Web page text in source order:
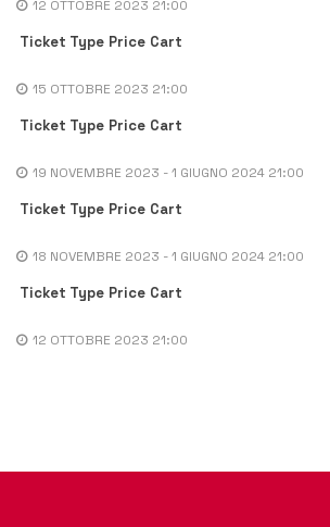
12 OTTOBRE 2023 21:00
Ticket Type Price Cart
15 OTTOBRE 2023 21:00
Ticket Type Price Cart
19 NOVEMBRE 2023 - 1 GIUGNO 2024 21:00
Ticket Type Price Cart
18 NOVEMBRE 2023 - 1 GIUGNO 2024 21:00
Ticket Type Price Cart
12 OTTOBRE 2023 21:00